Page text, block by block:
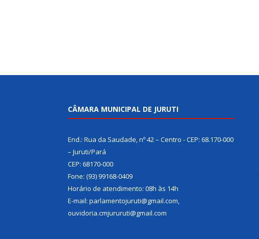
CÂMARA MUNICIPAL DE JURUTI
End.: Rua da Saudade, nº 42 – Centro - CEP: 68.170-000
– Juruti/Pará
CEP: 68170-000
Fone: (93) 99168-0409
Horário de atendimento: 08h às 14h
E-mail: parlamentojuruti@gmail.com,
ouvidoria.cmjururuti@gmail.com